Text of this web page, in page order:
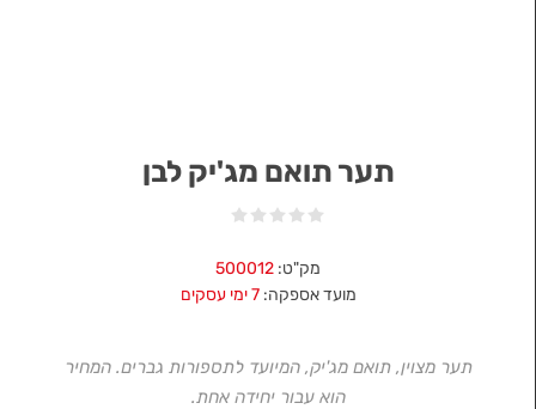
תער תואם מג'יק לבן
מק"ט: 500012
מועד אספקה: 7 ימי עסקים
תער מצוין, תואם מג'יק, המיועד לתספורות גברים. המחיר
הוא עבור יחידה אחת.